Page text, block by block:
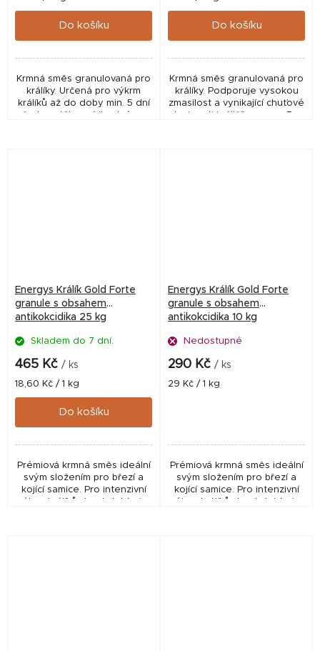
cena:
Do košíku
Krmná směs granulovaná pro
králíky. Určená pro výkrm
králíků až do doby min. 5 dní
před porážkou. Vhodné pro
cena:
Do košíku
Krmná směs granulovaná pro
králíky. Podporuje vysokou
zmasilost a vynikající chuťové
vlastnosti králičího masa. Bez
Energys Králík Gold Forte
granule s obsahem
antikokcidika 25 kg
Skladem do 7 dní.
465 Kč / ks
Měrná
cena:
18,60 Kč / 1 kg
Do košíku
Prémiová krmná směs ideální
svým složením pro březí a
kojící samice. Pro intenzivní
výkrm králíků do období min.
Energys Králík Gold Forte
granule s obsahem
antikokcidika 10 kg
Nedostupné
290 Kč / ks
Měrná
29 Kč / 1 kg
Prémiová krmná směs ideální
svým složením pro březí a
kojící samice. Pro intenzivní
výkrm králíků do období min.